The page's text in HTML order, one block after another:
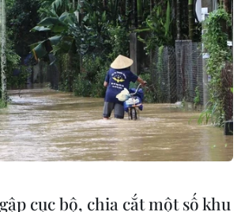
kinh tế số
bố kế hoạch phát
không dân dụng
cục bộ, chia cắt một số khu